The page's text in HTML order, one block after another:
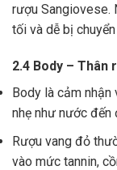
rượu Sangiovese.
tối và dễ bị
2.4 Body – Thân
Body là cảm
nhẹ như nước đến
Rượu vang đỏ
vào mức tannin,